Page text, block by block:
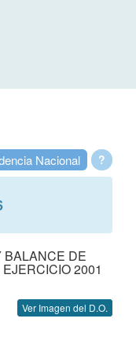
?
Nacional
BALANCE DE
2001
Ver Imagen del D.O.